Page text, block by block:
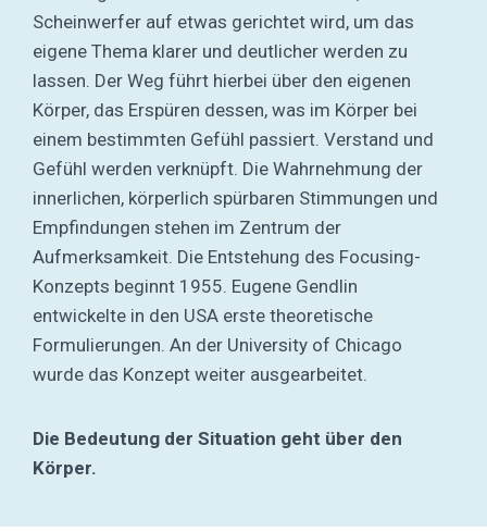
Scheinwerfer auf etwas gerichtet wird, um das
eigene Thema klarer und deutlicher werden zu
lassen. Der Weg führt hierbei über den eigenen
Körper, das Erspüren dessen, was im Körper bei
einem bestimmten Gefühl passiert. Verstand und
Gefühl werden verknüpft. Die Wahrnehmung der
innerlichen, körperlich spürbaren Stimmungen und
Empfindungen stehen im Zentrum der
Aufmerksamkeit. Die Entstehung des Focusing-
Konzepts beginnt 1955. Eugene Gendlin
entwickelte in den USA erste theoretische
Formulierungen. An der University of Chicago
wurde das Konzept weiter ausgearbeitet.
Die Bedeutung der Situation geht über den
Körper.